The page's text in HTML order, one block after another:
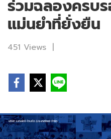
ร่วมฉลองครบ
แม่นยำที่ยั่งยืน
451 Views |